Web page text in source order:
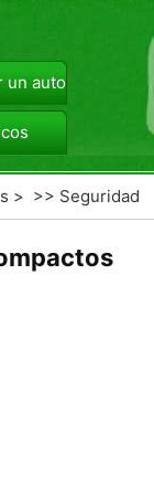
automóvil
> >> Seguridad